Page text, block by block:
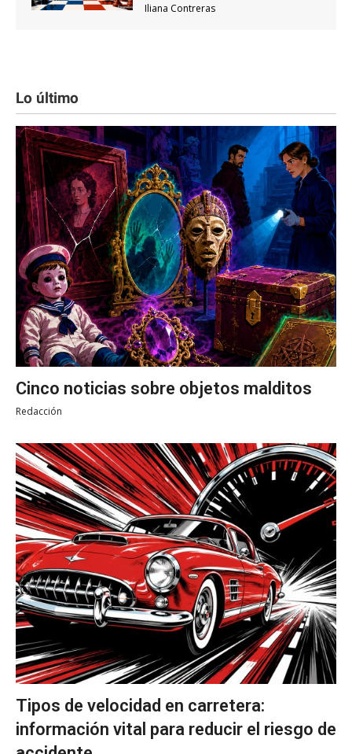
Iliana Contreras
Lo último
Cinco noticias sobre objetos malditos
Redacción
Tipos de velocidad en carretera:
información vital para reducir el riesgo de